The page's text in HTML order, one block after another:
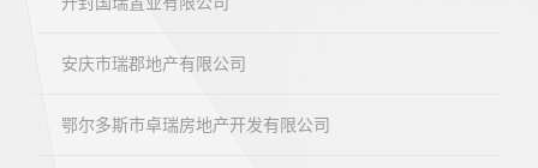
安庆市瑞郡地产有限公司
鄂尔多斯市卓瑞房地产开发有限公司